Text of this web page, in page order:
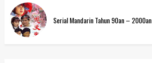
Serial Mandarin Tahun 90an – 2000an